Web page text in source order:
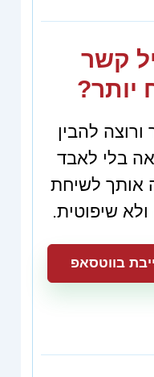
קשר
יותר?
להבין
בלי לאבד
אותך לשיחת
שיפוטית.
בווטסאפ